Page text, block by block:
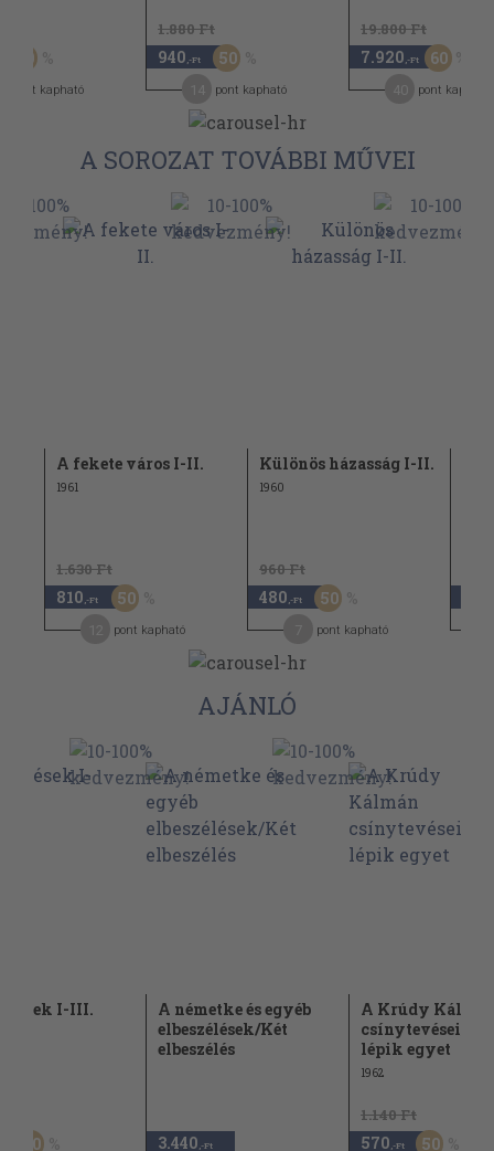
50
pont kapható
1.880 Ft
940 ,-Ft 50
pont kapható
19.800 Ft
7.920 ,-Ft 60
pont kapható
A SOROZAT TOVÁBBI MŰVEI
A fekete város I-II.
1961
1.630 Ft
810 ,-Ft 50
pont kapható
Különös házasság I-II.
1960
960 Ft
480 ,-Ft 50
pont kapható
AJÁNLÓ
I-III.
50
A németke és egyéb
elbeszélések/Két
elbeszélés
3.440 ,-Ft
A Krúdy
csínytevései/
lépik egyet
1962
1.140 Ft
570 ,-Ft 50